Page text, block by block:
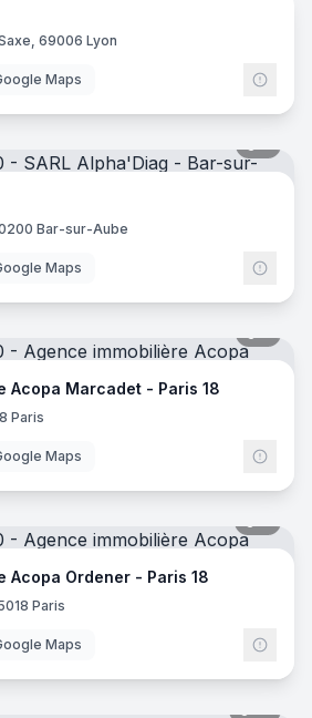
69006 Lyon
Maps
Bar-sur-Aube
Maps
Acopa Marcadet - Paris 18
Paris
Maps
Acopa Ordener - Paris 18
Paris
Maps